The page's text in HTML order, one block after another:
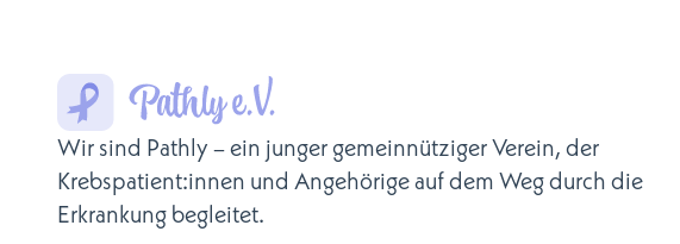
Wir sind Pathly – ein junger gemeinnütziger Verein, der
Krebspatient:innen und Angehörige auf dem Weg durch die
Erkrankung begleitet.